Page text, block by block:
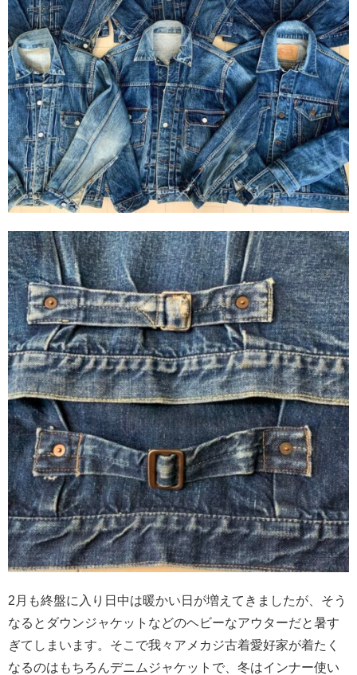
2月も終盤に入り日中は暖かい日が増えてきましたが、そう
なるとダウンジャケットなどのヘビーなアウターだと暑す
ぎてしまいます。そこで我々アメカジ古着愛好家が着たく
なるのはもちろんデニムジャケットで、冬はインナー使い